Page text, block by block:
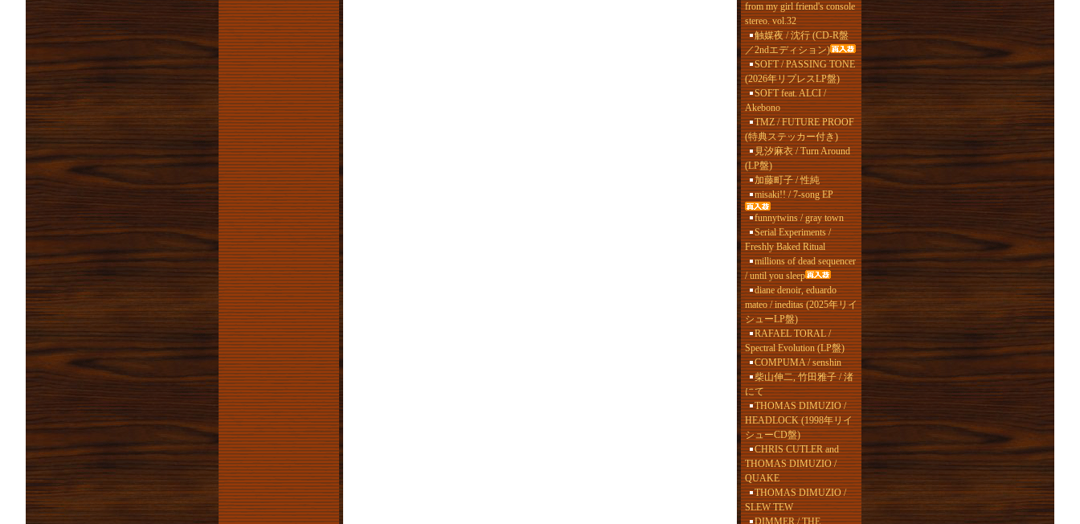
from my girl friend's console
stereo. vol.32
触媒夜 / 沈行 (CD-R盤
／2ndエディション)
SOFT / PASSING TONE
(2026年リプレスLP盤)
SOFT feat. ALCI /
Akebono
TMZ / FUTURE PROOF
(特典ステッカー付き)
見汐麻衣 / Turn Around
(LP盤)
加藤町子 / 性純
misaki!! / 7-song EP
funnytwins / gray town
Serial Experiments /
Freshly Baked Ritual
millions of dead sequencer
/ until you sleep
diane denoir, eduardo
mateo / ineditas (2025年リイ
シューLP盤)
RAFAEL TORAL /
Spectral Evolution (LP盤)
COMPUMA / senshin
柴山伸二, 竹田雅子 / 渚
にて
THOMAS DIMUZIO /
HEADLOCK (1998年リイ
シューCD盤)
CHRIS CUTLER and
THOMAS DIMUZIO /
QUAKE
THOMAS DIMUZIO /
SLEW TEW
DIMMER / THE